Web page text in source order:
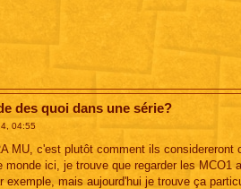
des quoi dans une série?
04:55
MU, c'est plutôt comment ils considereront
ici, je trouve que regarder les MCO1
exemple, mais aujourd'hui je trouve ça